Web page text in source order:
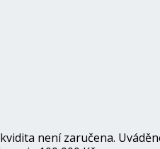
není zaručena.